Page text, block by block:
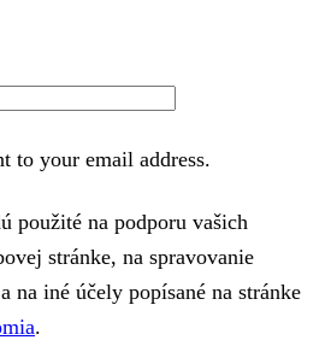
to your email address.
použité na podporu vašich
stránke, na spravovanie
na iné účely popísané na stránke
.